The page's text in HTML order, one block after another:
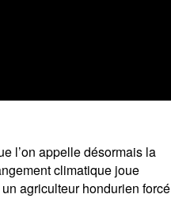
l’on appelle désormais la
climatique joue
agriculteur hondurien forcé